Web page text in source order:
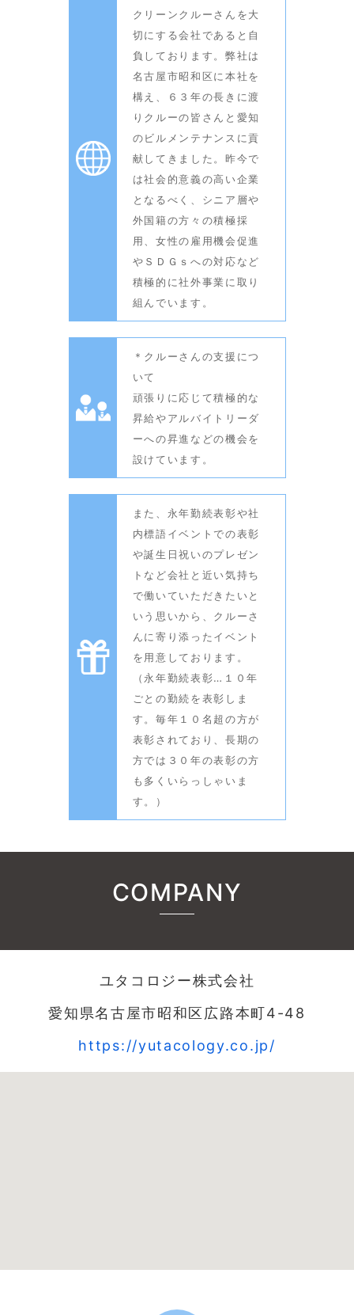
クリーンクルーさんを大
切にする会社であると自
負しております。弊社は
名古屋市昭和区に本社を
構え、６３年の長きに渡
りクルーの皆さんと愛知
のビルメンテナンスに貢
献してきました。昨今で
は社会的意義の高い企業
となるべく、シニア層や
外国籍の方々の積極採
用、女性の雇用機会促進
やＳＤＧｓへの対応など
積極的に社外事業に取り
組んでいます。
＊クルーさんの支援につ
いて
頑張りに応じて積極的な
昇給やアルバイトリーダ
ーへの昇進などの機会を
設けています。
また、永年勤続表彰や社
内標語イベントでの表彰
や誕生日祝いのプレゼン
トなど会社と近い気持ち
で働いていただきたいと
いう思いから、クルーさ
んに寄り添ったイベント
を用意しております。
（永年勤続表彰…１０年
ごとの勤続を表彰しま
す。毎年１０名超の方が
表彰されており、長期の
方では３０年の表彰の方
も多くいらっしゃいま
す。）
COMPANY
ユタコロジー株式会社
愛知県名古屋市昭和区広路本町4-48
https://yutacology.co.jp/